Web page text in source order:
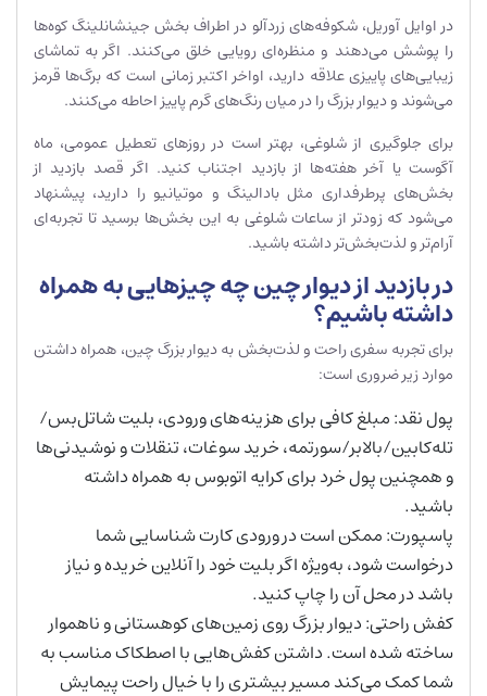
در اوایل آوریل، شکوفه‌های زردآلو در اطراف بخش جینشانلینگ کوه‌ها
را پوشش می‌دهند و منظره‌ای رویایی خلق می‌کنند. اگر به تماشای
زیبایی‌های پاییزی علاقه دارید، اواخر اکتبر زمانی است که برگ‌ها قرمز
می‌شوند و دیوار بزرگ را در میان رنگ‌های گرم پاییز احاطه می‌کنند.
برای جلوگیری از شلوغی، بهتر است در روزهای تعطیل عمومی، ماه
آگوست یا آخر هفته‌ها از بازدید اجتناب کنید. اگر قصد بازدید از
بخش‌های پرطرفداری مثل بادالینگ و موتیانیو را دارید، پیشنهاد
می‌شود که زودتر از ساعات شلوغی به این بخش‌ها برسید تا تجربه‌ای
آرام‌تر و لذت‌بخش‌تر داشته باشید.
در بازدید از دیوار چین چه چیزهایی به همراه
داشته باشیم؟
برای تجربه سفری راحت و لذت‌بخش به دیوار بزرگ چین، همراه داشتن
موارد زیر ضروری است:
پول نقد: مبلغ کافی برای هزینه‌های ورودی، بلیت شاتل‌بس/
تله‌کابین/بالابر/سورتمه، خرید سوغات، تنقلات و نوشیدنی‌ها
و همچنین پول خرد برای کرایه اتوبوس به همراه داشته
باشید.
پاسپورت: ممکن است در ورودی کارت شناسایی شما
درخواست شود، به‌ویژه اگر بلیت خود را آنلاین خریده و نیاز
باشد در محل آن را چاپ کنید.
کفش راحتی: دیوار بزرگ روی زمین‌های کوهستانی و ناهموار
ساخته شده است. داشتن کفش‌هایی با اصطکاک مناسب به
شما کمک می‌کند مسیر بیشتری را با خیال راحت پیمایش